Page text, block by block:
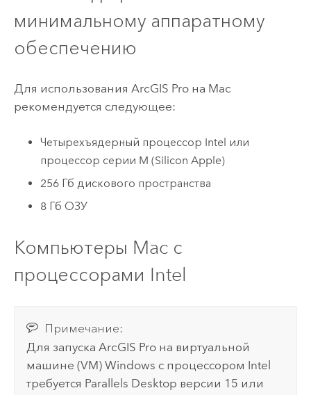
минимальному аппаратному
обеспечению
Для использования ArcGIS Proна Mac
рекомендуется следующее:
Четырехъядерный процессор Intel или
процессор серии M (SiliconApple)
256 Гб дискового пространства
8 Гб ОЗУ
Компьютеры Mac с
процессорами Intel
Примечание:
Для запускаArcGIS Pro на виртуальной
машине (VM)Windows с процессором Intel
требуется Parallels Desktop версии 15 или